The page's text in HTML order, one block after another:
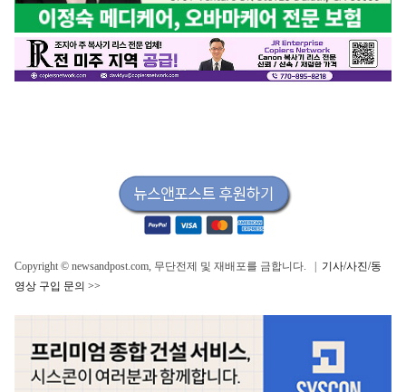
Copyright © newsandpost.com, 무단전제 및 재배포를 금합니다. | 기사/사진/동
영상 구입 문의 >>